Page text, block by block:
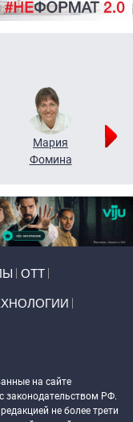
Мария
Фомина
ОТТ
на сайте
законодательством РФ.
не более трети